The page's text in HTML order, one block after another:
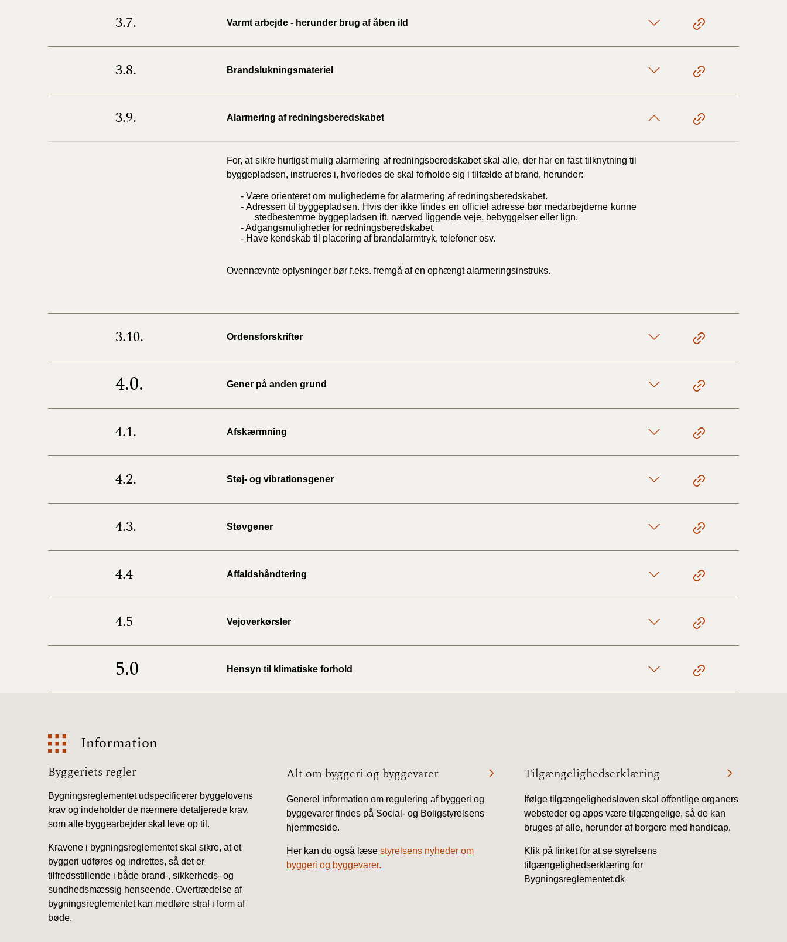
3.7. Varmt arbejde - herunder brug af åben ild
3.8. Brandslukningsmateriel
3.9. Alarmering af redningsberedskabet
For, at sikre hurtigst mulig alarmering af redningsberedskabet skal alle, der har en fast tilknytning til
byggepladsen, instrueres i, hvorledes de skal forholde sig i tilfælde af brand, herunder:
- Være orienteret om mulighederne for alarmering af redningsberedskabet.
- Adressen til byggepladsen. Hvis der ikke findes en officiel adresse bør medarbejderne kunne
stedbestemme byggepladsen ift. nærved liggende veje, bebyggelser eller lign.
- Adgangsmuligheder for redningsberedskabet.
- Have kendskab til placering af brandalarmtryk, telefoner osv.
Ovennævnte oplysninger bør f.eks. fremgå af en ophængt alarmeringsinstruks.
3.10. Ordensforskrifter
4.0. Gener på anden grund
4.1. Afskærmning
4.2. Støj- og vibrationsgener
4.3. Støvgener
4.4 Affaldshåndtering
4.5 Vejoverkørsler
5.0 Hensyn til klimatiske forhold
Information
Information
Byggeriets regler
Bygningsreglementet udspecificerer byggelovens
krav og indeholder de nærmere detaljerede krav,
som alle byggearbejder skal leve op til.
Kravene i bygningsreglementet skal sikre, at et
byggeri udføres og indrettes, så det er
tilfredsstillende i både brand-, sikkerheds- og
sundhedsmæssig henseende. Overtrædelse af
bygningsreglementet kan medføre straf i form af
bøde.
Alt om byggeri og byggevarer
Generel information om regulering af byggeri og
byggevarer findes på Social- og Boligstyrelsens
hjemmeside.
Her kan du også læse styrelsens nyheder om
byggeri og byggevarer.
Tilgængelighedserklæring
Ifølge tilgængelighedsloven skal offentlige organers
websteder og apps være tilgængelige, så de kan
bruges af alle, herunder af borgere med handicap.
Klik på linket for at se styrelsens
tilgængelighedserklæring for
Bygningsreglementet.dk